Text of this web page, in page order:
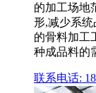
的加工场地
形,减少系
的骨料加工
种成品料的
联系电话: